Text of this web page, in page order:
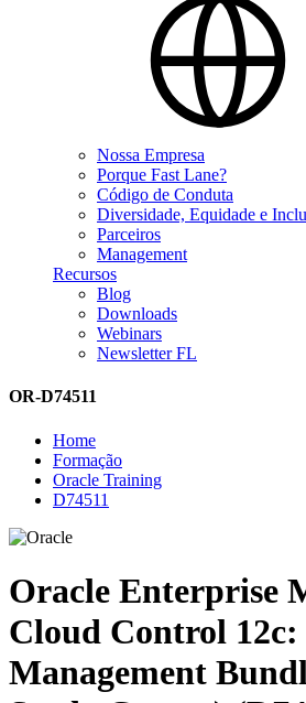
Nossa Empresa
Porque Fast Lane?
Código de Conduta
Diversidade, Equidade e
Parceiros
Management
Recursos
Blog
Downloads
Webinars
Newsletter FL
OR-D74511
Home
Formação
Oracle Training
D74511
Oracle Enterprise
Cloud Control 12c:
Management